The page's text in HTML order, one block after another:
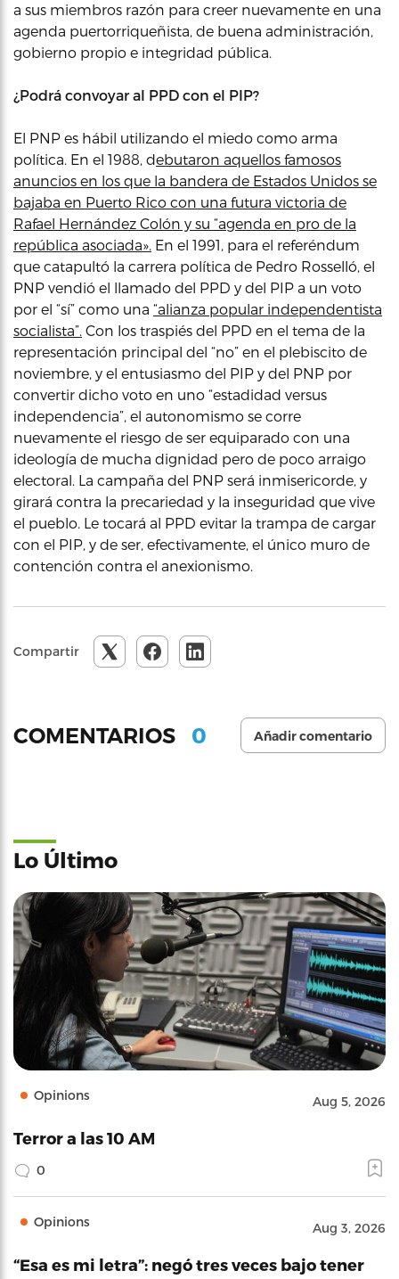
a sus miembros razón para creer nuevamente en una
agenda puertorriqueñista, de buena administración,
gobierno propio e integridad pública.
¿Podrá convoyar al PPD con el PIP?
El PNP es hábil utilizando el miedo como arma
política. En el 1988, debutaron aquellos famosos
anuncios en los que la bandera de Estados Unidos se
bajaba en Puerto Rico con una futura victoria de
Rafael Hernández Colón y su “agenda en pro de la
república asociada». En el 1991, para el referéndum
que catapultó la carrera política de Pedro Rosselló, el
PNP vendió el llamado del PPD y del PIP a un voto
por el “sí” como una “alianza popular independentista
socialista”. Con los traspiés del PPD en el tema de la
representación principal del “no” en el plebiscito de
noviembre, y el entusiasmo del PIP y del PNP por
convertir dicho voto en uno “estadidad versus
independencia”, el autonomismo se corre
nuevamente el riesgo de ser equiparado con una
ideología de mucha dignidad pero de poco arraigo
electoral. La campaña del PNP será inmisericorde, y
girará contra la precariedad y la inseguridad que vive
el pueblo. Le tocará al PPD evitar la trampa de cargar
con el PIP, y de ser, efectivamente, el único muro de
contención contra el anexionismo.
Compartir
COMENTARIOS 0 Añadir comentario
Lo Último
Opinions Aug 5, 2026
Terror a las 10 AM
0
Opinions Aug 3, 2026
“Esa es mi letra”: negó tres veces bajo tener